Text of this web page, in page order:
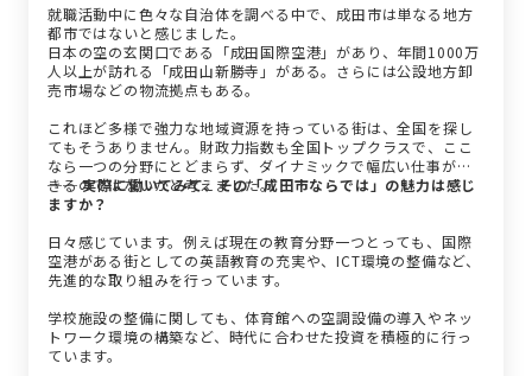
就職活動中に色々な自治体を調べる中で、成田市は単なる地方
都市ではないと感じました。
日本の空の玄関口である「成田国際空港」があり、年間1000万
人以上が訪れる「成田山新勝寺」がある。さらには公設地方卸
売市場などの物流拠点もある。
これほど多様で強力な地域資源を持っている街は、全国を探し
てもそうありません。財政力指数も全国トップクラスで、ここ
なら一つの分野にとどまらず、ダイナミックで幅広い仕事がで
きるのではないかと考えました。
── 実際に働いてみて、その「成田市ならでは」の魅力は感じ
ますか？
日々感じています。例えば現在の教育分野一つとっても、国際
空港がある街としての英語教育の充実や、ICT環境の整備など、
先進的な取り組みを行っています。
学校施設の整備に関しても、体育館への空調設備の導入やネッ
トワーク環境の構築など、時代に合わせた投資を積極的に行っ
ています。